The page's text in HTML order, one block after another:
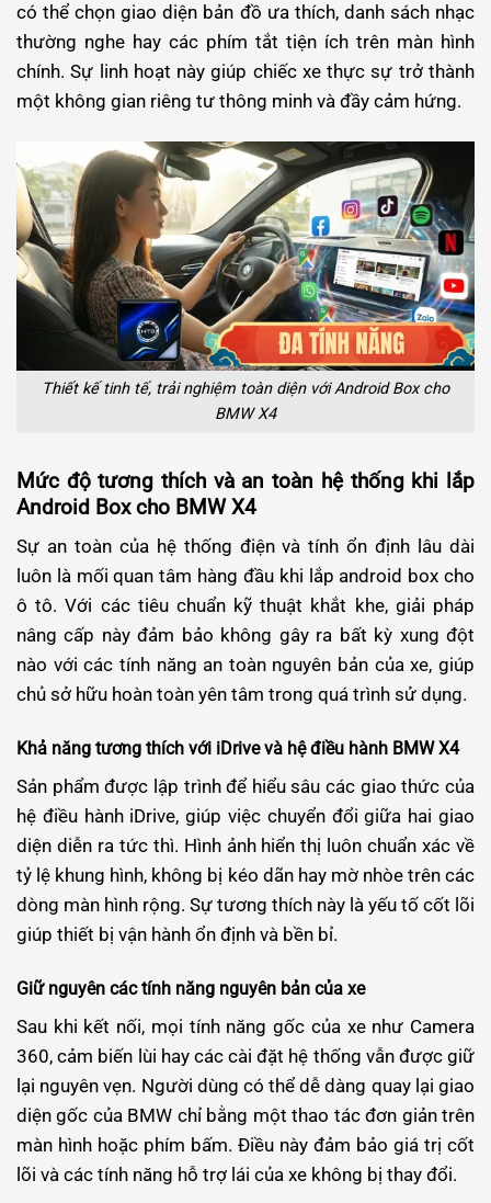
có thể chọn giao diện bản đồ ưa thích, danh sách nhạc
thường nghe hay các phím tắt tiện ích trên màn hình
chính. Sự linh hoạt này giúp chiếc xe thực sự trở thành
một không gian riêng tư thông minh và đầy cảm hứng.
Thiết kế tinh tế, trải nghiệm toàn diện với Android Box cho
BMW X4
Mức độ tương thích và an toàn hệ thống khi lắp
Android Box cho BMW X4
Sự an toàn của hệ thống điện và tính ổn định lâu dài
luôn là mối quan tâm hàng đầu khi lắp android box cho
ô tô. Với các tiêu chuẩn kỹ thuật khắt khe, giải pháp
nâng cấp này đảm bảo không gây ra bất kỳ xung đột
nào với các tính năng an toàn nguyên bản của xe, giúp
chủ sở hữu hoàn toàn yên tâm trong quá trình sử dụng.
Khả năng tương thích với iDrive và hệ điều hành BMW X4
Sản phẩm được lập trình để hiểu sâu các giao thức của
hệ điều hành iDrive, giúp việc chuyển đổi giữa hai giao
diện diễn ra tức thì. Hình ảnh hiển thị luôn chuẩn xác về
tỷ lệ khung hình, không bị kéo dãn hay mờ nhòe trên các
dòng màn hình rộng. Sự tương thích này là yếu tố cốt lõi
giúp thiết bị vận hành ổn định và bền bỉ.
Giữ nguyên các tính năng nguyên bản của xe
Sau khi kết nối, mọi tính năng gốc của xe như Camera
360, cảm biến lùi hay các cài đặt hệ thống vẫn được giữ
lại nguyên vẹn. Người dùng có thể dễ dàng quay lại giao
diện gốc của BMW chỉ bằng một thao tác đơn giản trên
màn hình hoặc phím bấm. Điều này đảm bảo giá trị cốt
lõi và các tính năng hỗ trợ lái của xe không bị thay đổi.